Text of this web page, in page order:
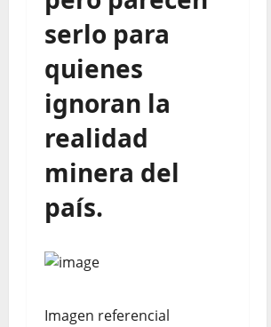
serlo para
quienes
ignoran la
realidad
minera del
país.
Imagen referencial